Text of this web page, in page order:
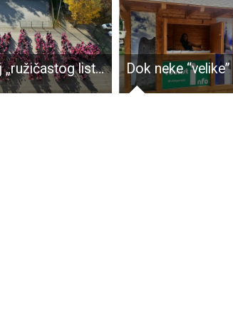
Kraj „ružičastog listopada” u Hrvatskoj donosi zabrinjavajuće podatke – manje od polovice žena vodi dostatnu brigu o zdravlju